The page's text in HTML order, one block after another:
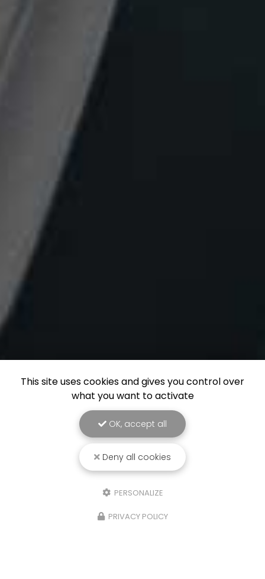
This site uses cookies and gives you control over
what you want to activate
OK, accept all
Deny all cookies
PERSONALIZE
PRIVACY POLICY